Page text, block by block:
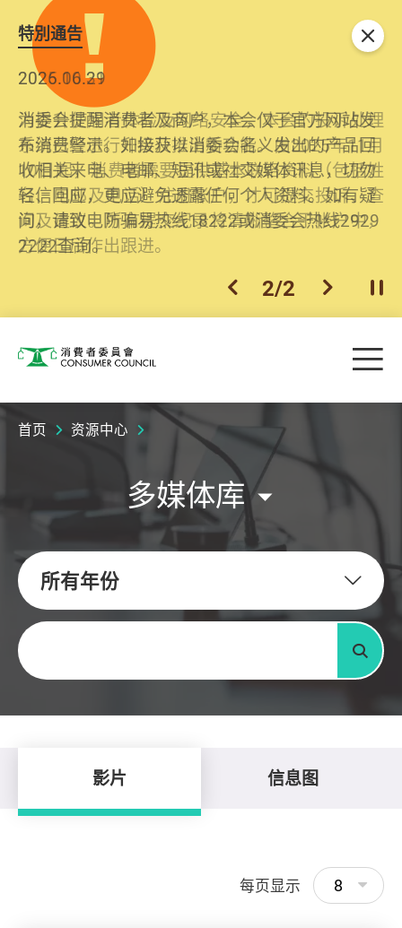
特別通告
2026.06.29
消委会提醒消费者及商户，本会仅于官方网站发
布消费警示。如接获以消委会名义发出的产品回
收相关来电、电邮、短讯或社交媒体讯息，切勿
轻信回应，更应避免透露任何个人资料。如有疑
问，请致电防骗易热线18222或消委会热线2929
2222查询。
2025.10.31
为提升使用者体验及网络安全，本会的投诉处理
系统已经进行升级及推出新功能。由2025年11月
10日起，消费者需要提供基本联络资料（包括姓
名、电邮及电话）注册帐户，才可提交投诉、查
询及建议。所有提交纪录将清晰整合于帐户中，
方便日后作出跟进。
上一个
2/2 下一个开
关闭
消费者委员会 目
首页 资源中心
多媒体库
所有年份
关键字
搜寻
影片 信息图
每页显示 8